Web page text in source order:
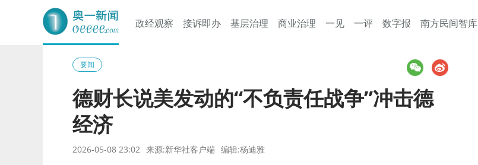
奥一网
政经观察 接诉即办 基层治理 商业治理 一见 一评 数字报 南方民间智库
要闻
德财长说美发动的“不负责任战争”冲击德
经济
2026-05-08 23:02 来源:新华社客户端 编辑:杨迪雅